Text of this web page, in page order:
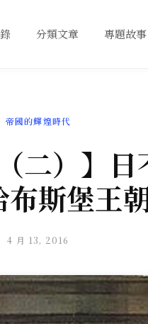
分類文章 專題故事
帝國的輝煌時代
二）】
斯堡王
4 月 13, 2016